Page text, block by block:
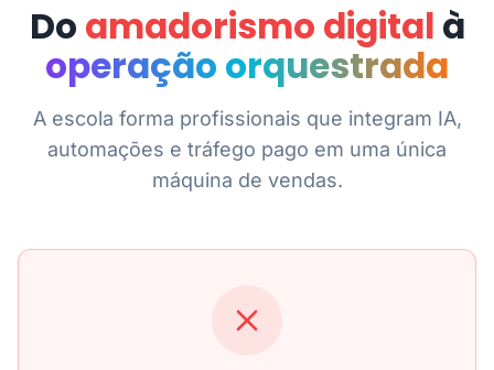
Do amadorismo digital à
operação orquestrada
A escola forma profissionais que integram IA,
automações e tráfego pago em uma única
máquina de vendas.